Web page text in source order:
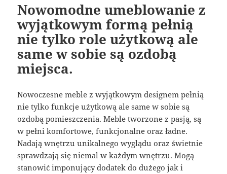
Nowomodne umeblowanie z
wyjątkowym formą pełnią
nie tylko role użytkową ale
same w sobie są ozdobą
miejsca.
Nowoczesne meble z wyjątkowym designem pełnią
nie tylko funkcje użytkową ale same w sobie są
ozdobą pomieszczenia. Meble tworzone z pasją, są
w pełni komfortowe, funkcjonalne oraz ładne.
Nadają wnętrzu unikalnego wyglądu oraz świetnie
sprawdzają się niemal w każdym wnętrzu. Mogą
stanowić imponujący dodatek do dużego jak i